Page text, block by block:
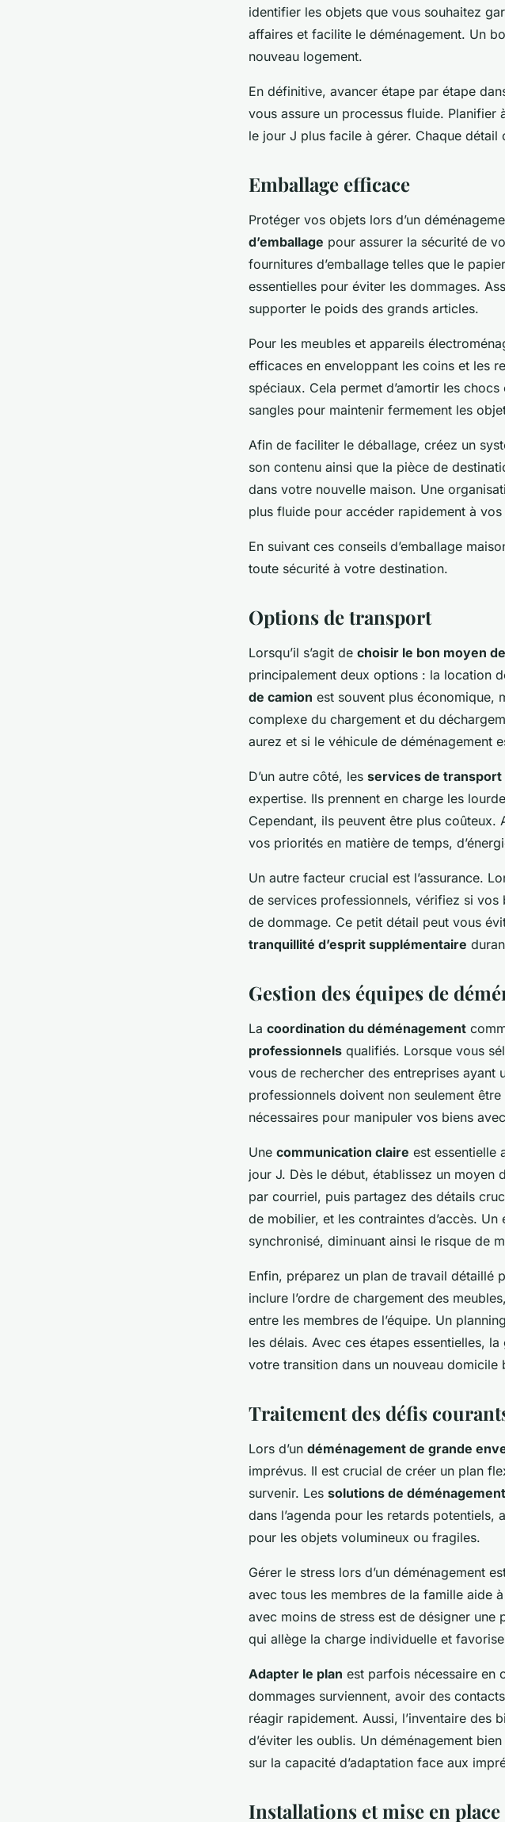
identifier les objets que vous souhaitez
affaires et facilite le déménagement. Un
nouveau logement.
En définitive, avancer étape par étape
vous assure un processus fluide. Planifier
le jour J plus facile à gérer. Chaque
Emballage efficace
Protéger vos objets lors d’un
d’emballage pour assurer la sécurité de
fournitures d’emballage telles que le
essentielles pour éviter les dommages.
supporter le poids des grands articles.
Pour les meubles et appareils
efficaces en enveloppant les coins et les
spéciaux. Cela permet d’amortir les
sangles pour maintenir fermement les
Afin de faciliter le déballage, créez un
son contenu ainsi que la pièce de
dans votre nouvelle maison. Une
plus fluide pour accéder rapidement à
En suivant ces conseils d’emballage
toute sécurité à votre destination.
Options de transport
Lorsqu’il s’agit de choisir le bon moyen
principalement deux options : la location
de camion est souvent plus économique,
complexe du chargement et du
aurez et si le véhicule de déménagement
D’un autre côté, les services de transport
expertise. Ils prennent en charge les
Cependant, ils peuvent être plus
vos priorités en matière de temps,
Un autre facteur crucial est l’assurance.
de services professionnels, vérifiez si vos
de dommage. Ce petit détail peut vous
tranquillité d’esprit supplémentaire
Gestion des équipes de
La coordination du déménagement
professionnels qualifiés. Lorsque vous
vous de rechercher des entreprises ayant
professionnels doivent non seulement
nécessaires pour manipuler vos biens
Une communication claire est essentielle
jour J. Dès le début, établissez un
par courriel, puis partagez des détails
de mobilier, et les contraintes d’accès.
synchronisé, diminuant ainsi le risque de
Enfin, préparez un plan de travail détaillé
inclure l’ordre de chargement des
entre les membres de l’équipe. Un
les délais. Avec ces étapes essentielles,
votre transition dans un nouveau
Traitement des défis
Lors d’un déménagement de grande
imprévus. Il est crucial de créer un plan
survenir. Les solutions de déménagement
dans l’agenda pour les retards potentiels,
pour les objets volumineux ou fragiles.
Gérer le stress lors d’un déménagement
avec tous les membres de la famille aide
avec moins de stress est de désigner une
qui allège la charge individuelle et
Adapter le plan est parfois nécessaire en
dommages surviennent, avoir des
réagir rapidement. Aussi, l’inventaire des
d’éviter les oublis. Un déménagement
sur la capacité d’adaptation face aux
Installations et mise en